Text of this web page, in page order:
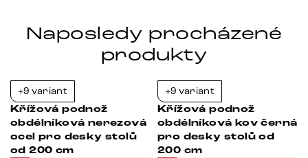
Naposledy procházené
produkty
+9 variant
Křížová podnož
obdélníková nerezová
ocel pro desky stolů
od 200 cm
+9 variant
Křížová podnož
obdélníková kov černá
pro desky stolů od
200 cm